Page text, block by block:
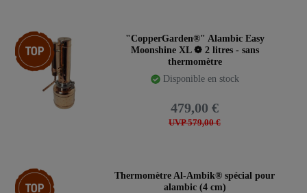
Article phare
"CopperGarden®" Alambic Easy
Moonshine XL ❁ 2 litres - sans
thermomètre
Disponible en stock
UVP 579,00 €
479,00 €
Article phare
Thermomètre Al-Ambik® spécial pour
alambic (4 cm)